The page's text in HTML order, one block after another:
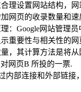
理设置网站结构，
网页的收录数量和速
：Google网站管理员
重要性与相关性的网
，其计算方法是将
网页B 所投的一票.
内部连接和外部链接